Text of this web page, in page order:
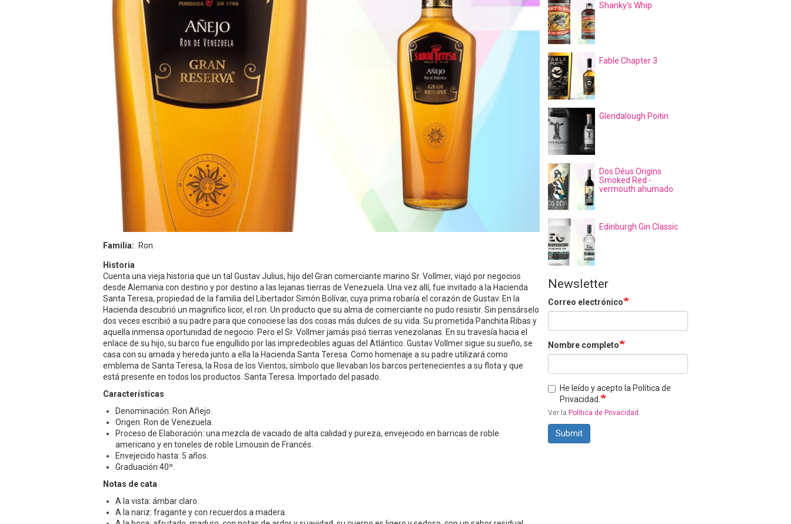
Familia Ron
Historia
Cuenta una vieja historia que un tal Gustav Julius, hijo del Gran comerciante marino Sr. Vollmer, viajó por negocios
desde Alemania con destino y por destino a las lejanas tierras de Venezuela. Una vez allí, fue invitado a la Hacienda
Santa Teresa, propiedad de la familia del Libertador Simón Bolívar, cuya prima robaría el corazón de Gustav. En la
Hacienda descubrió un magnifico licor, el ron. Un producto que su alma de comerciante no pudo resistir. Sin pensárselo
dos veces escribió a su padre para que conociese las dos cosas más dulces de su vida. Su prometida Panchita Ribas y
aquella inmensa oportunidad de negocio. Pero el Sr. Vollmer jamás pisó tierras venezolanas. En su travesía hacia el
enlace de su hijo, su barco fue engullido por las impredecibles aguas del Atlántico. Gustav Vollmer sigue su sueño, se
casa con su amada y hereda junto a ella la Hacienda Santa Teresa. Como homenaje a su padre utilizará como
emblema de Santa Teresa, la Rosa de los Vientos, símbolo que llevaban los barcos pertenecientes a su flota y que
está presente en todos los productos. Santa Teresa. Importado del pasado.
Características
Denominación: Ron Añejo.
Origen: Ron de Venezuela.
Proceso de Elaboración: una mezcla de vaciado de alta calidad y pureza, envejecido en barricas de roble
americano y en toneles de roble Limousin de Francés.
Envejecido hasta: 5 años.
Graduación:40º.
Notas de cata
A la vista: ámbar claro.
A la nariz: fragante y con recuerdos a madera.
Shanky's Whip
Fable Chapter 3
Glendalough Poitin
Dos Déus Origins
Smoked Red -
vermouth ahumado
Edinburgh Gin Classic
Newsletter
Correo electrónico
Nombre completo
He leído y acepto la Política de
Privacidad.
Ver la Política de Privacidad .
Submit